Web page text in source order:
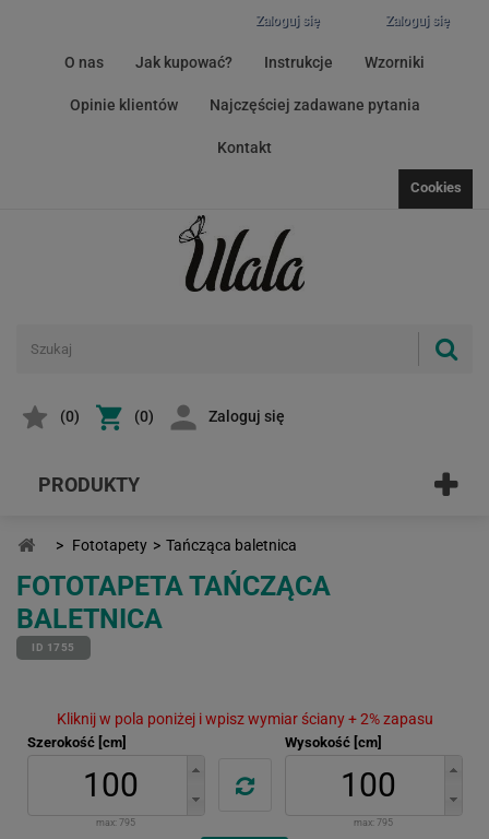
Zaloguj się
Zaloguj się
O nas Jak kupować? Instrukcje Wzorniki
Opinie klientów Najczęściej zadawane pytania
Kontakt
Cookies
(0) (0) Zaloguj się
PRODUKTY
> Fototapety > Tańcząca baletnica
FOTOTAPETA TAŃCZĄCA
BALETNICA
ID 1755
Kliknij w pola poniżej i wpisz wymiar ściany + 2% zapasu
Szerokość [cm]
max: 795
Wysokość [cm]
max: 795